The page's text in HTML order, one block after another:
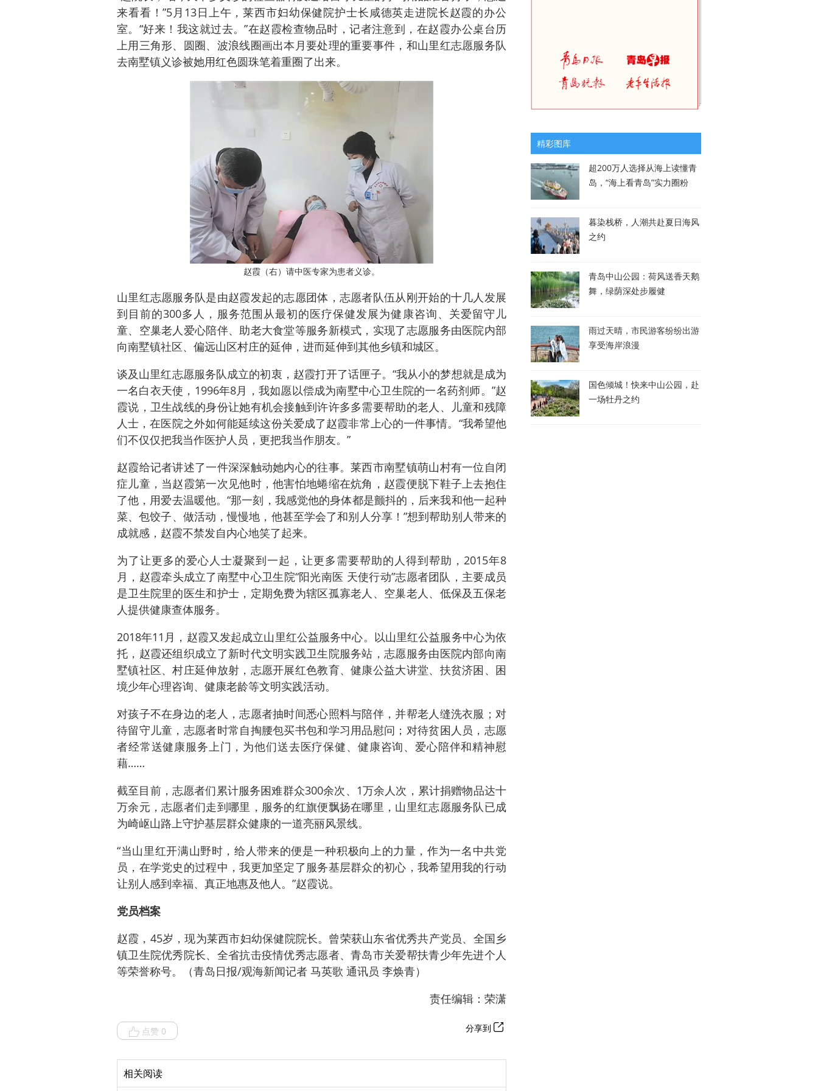
来看看！”5月13日上午，莱西市妇幼保健院护士长咸德英走进院长赵霞的办公
室。“好来！我这就过去。”在赵霞检查物品时，记者注意到，在赵霞办公桌台历
上用三角形、圆圈、波浪线圈画出本月要处理的重要事件，和山里红志愿服务队
去南墅镇义诊被她用红色圆珠笔着重圈了出来。
赵霞（右）请中医专家为患者义诊。
山里红志愿服务队是由赵霞发起的志愿团体，志愿者队伍从刚开始的十几人发展
到目前的300多人，服务范围从最初的医疗保健发展为健康咨询、关爱留守儿
童、空巢老人爱心陪伴、助老大食堂等服务新模式，实现了志愿服务由医院内部
向南墅镇社区、偏远山区村庄的延伸，进而延伸到其他乡镇和城区。
谈及山里红志愿服务队成立的初衷，赵霞打开了话匣子。“我从小的梦想就是成为
一名白衣天使，1996年8月，我如愿以偿成为南墅中心卫生院的一名药剂师。”赵
霞说，卫生战线的身份让她有机会接触到许许多多需要帮助的老人、儿童和残障
人士，在医院之外如何能延续这份关爱成了赵霞非常上心的一件事情。“我希望他
们不仅仅把我当作医护人员，更把我当作朋友。”
赵霞给记者讲述了一件深深触动她内心的往事。莱西市南墅镇萌山村有一位自闭
症儿童，当赵霞第一次见他时，他害怕地蜷缩在炕角，赵霞便脱下鞋子上去抱住
了他，用爱去温暖他。“那一刻，我感觉他的身体都是颤抖的，后来我和他一起种
菜、包饺子、做活动，慢慢地，他甚至学会了和别人分享！”想到帮助别人带来的
成就感，赵霞不禁发自内心地笑了起来。
为了让更多的爱心人士凝聚到一起，让更多需要帮助的人得到帮助，2015年8
月，赵霞牵头成立了南墅中心卫生院“阳光南医 天使行动”志愿者团队，主要成员
是卫生院里的医生和护士，定期免费为辖区孤寡老人、空巢老人、低保及五保老
人提供健康查体服务。
2018年11月，赵霞又发起成立山里红公益服务中心。以山里红公益服务中心为依
托，赵霞还组织成立了新时代文明实践卫生院服务站，志愿服务由医院内部向南
墅镇社区、村庄延伸放射，志愿开展红色教育、健康公益大讲堂、扶贫济困、困
境少年心理咨询、健康老龄等文明实践活动。
对孩子不在身边的老人，志愿者抽时间悉心照料与陪伴，并帮老人缝洗衣服；对
待留守儿童，志愿者时常自掏腰包买书包和学习用品慰问；对待贫困人员，志愿
者经常送健康服务上门，为他们送去医疗保健、健康咨询、爱心陪伴和精神慰
藉……
截至目前，志愿者们累计服务困难群众300余次、1万余人次，累计捐赠物品达十
万余元，志愿者们走到哪里，服务的红旗便飘扬在哪里，山里红志愿服务队已成
为崎岖山路上守护基层群众健康的一道亮丽风景线。
“当山里红开满山野时，给人带来的便是一种积极向上的力量，作为一名中共党
员，在学党史的过程中，我更加坚定了服务基层群众的初心，我希望用我的行动
让别人感到幸福、真正地惠及他人。”赵霞说。
党员档案
赵霞，45岁，现为莱西市妇幼保健院院长。曾荣获山东省优秀共产党员、全国乡
镇卫生院优秀院长、全省抗击疫情优秀志愿者、青岛市关爱帮扶青少年先进个人
等荣誉称号。（青岛日报/观海新闻记者 马英歌 通讯员 李焕青）
责任编辑：荣潇
点赞 0 分享到
相关阅读
精彩图库
超200万人选择从海上读懂青
岛，“海上看青岛”实力圈粉
暮染栈桥，人潮共赴夏日海风
之约
青岛中山公园：荷风送香天鹅
舞，绿荫深处步履健
雨过天晴，市民游客纷纷出游
享受海岸浪漫
国色倾城！快来中山公园，赴
一场牡丹之约